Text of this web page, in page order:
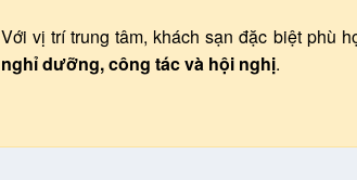
Với vị trí trung tâm, khách sạn đặc biệt phù
nghỉ dưỡng, công tác và hội nghị.